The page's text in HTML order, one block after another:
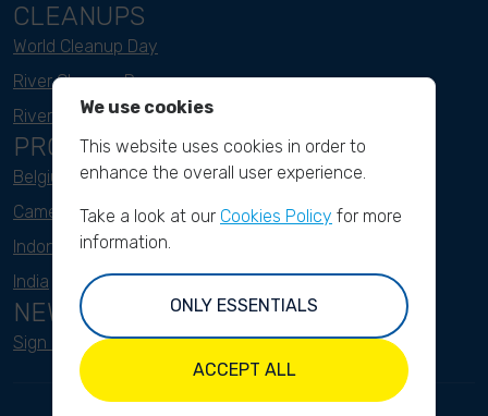
CLEANUPS
World Cleanup Day
River Cleanup Days
River Cleanup Challenge
PROJECTS
Belgium
Cameroon
Indonesia
India
NEWSLETTER
Sign up here
We use cookies
This website uses cookies in order to
enhance the overall user experience.
Take a look at our Cookies Policy for more
information.
ONLY ESSENTIALS
ACCEPT ALL